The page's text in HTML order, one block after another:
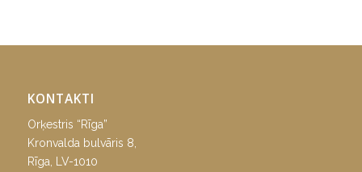
KONTAKTI
Orķestris “Rīga”
Kronvalda bulvāris 8,
Rīga, LV-1010